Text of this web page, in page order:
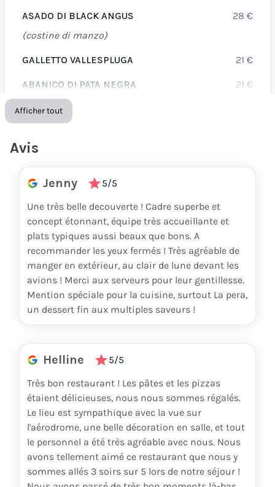
ASADO DI BLACK ANGUS 28 €
(costine di manzo)
GALLETTO VALLESPLUGA 21 €
ABANICO DI PATA NEGRA 21 €
PICANHA BLACK ANGUS
MENU DEGUSTAZIONE
min 2 persone selezione di 4 portate di tagli diversi
Afficher tout
Avis
Jenny
5/5
Une très belle decouverte ! Cadre superbe et
concept étonnant, équipe très accueillante et
plats typiques aussi beaux que bons. A
recommander les yeux fermés ! Très agréable de
manger en extérieur, au clair de lune devant les
avions ! Merci aux serveurs pour leur gentillesse.
Mention spéciale pour la cuisine, surtout La pera,
un dessert fin aux multiples saveurs !
Helline
5/5
Très bon restaurant ! Les pâtes et les pizzas
étaient délicieuses, nous nous sommes régalés.
Le lieu est sympathique avec la vue sur
l'aérodrome, une belle décoration en salle, et tout
le personnel a été très agréable avec nous. Nous
avons tellement aimé ce restaurant que nous y
sommes allés 3 soirs sur 5 lors de notre séjour !